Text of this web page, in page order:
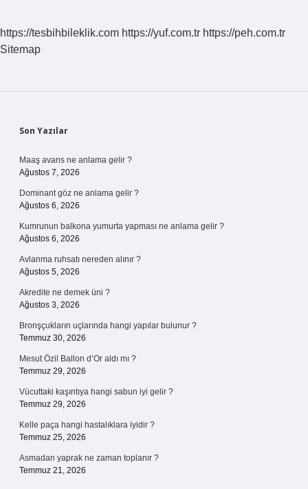
https://tesbihbileklik.com https://yuf.com.tr https://peh.com.tr
Sitemap
Sidebar
Son Yazılar
Maaş avans ne anlama gelir ?
Ağustos 7, 2026
Dominant göz ne anlama gelir ?
Ağustos 6, 2026
Kumrunun balkona yumurta yapması ne anlama gelir ?
Ağustos 6, 2026
Avlanma ruhsatı nereden alınır ?
Ağustos 5, 2026
Akredite ne demek üni ?
Ağustos 3, 2026
Bronşçukların uçlarında hangi yapılar bulunur ?
Temmuz 30, 2026
Mesut Özil Ballon d’Or aldı mı ?
Temmuz 29, 2026
Vücuttaki kaşıntıya hangi sabun iyi gelir ?
Temmuz 29, 2026
Kelle paça hangi hastalıklara iyidir ?
Temmuz 25, 2026
Asmadan yaprak ne zaman toplanır ?
Temmuz 21, 2026